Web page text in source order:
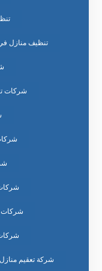
تنظيف منازل
شركات
شركات
شركة تعقيم